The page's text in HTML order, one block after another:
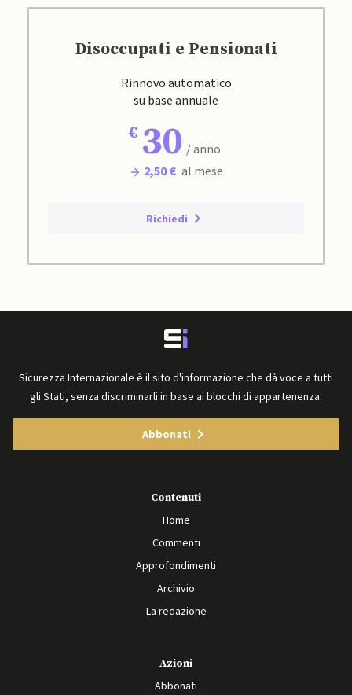
Disoccupati e Pensionati
Rinnovo automatico
su base annuale
30 / anno
2,50 € al mese
Richiedi
Sicurezza Internazionale è il sito d'informazione che dà voce a tutti
gli Stati, senza discriminarli in base ai blocchi di appartenenza.
Abbonati
Contenuti
Home
Commenti
Approfondimenti
Archivio
La redazione
Azioni
Abbonati